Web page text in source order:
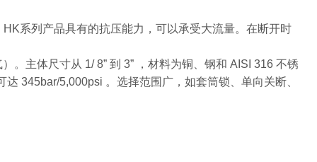
系列产品具有的抗压能力，可以承受大流量。在断开时
。主体尺寸从 1/ 8” 到 3” ，材料为铜、钢和 AISI 316 不锈
345bar/5,000psi 。选择范围广，如套筒锁、单向关断、